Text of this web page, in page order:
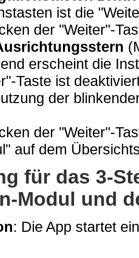
ist die
der "Weiter"-
erscheint die
Taste ist
der
der "Weiter"-
auf dem
für das 3-
Modul und
: Die App startet